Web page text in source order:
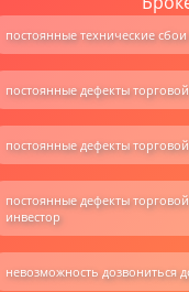
постоянные технические
постоянные дефекты
постоянные дефекты
постоянные дефекты
инвестор
невозможность дозвониться